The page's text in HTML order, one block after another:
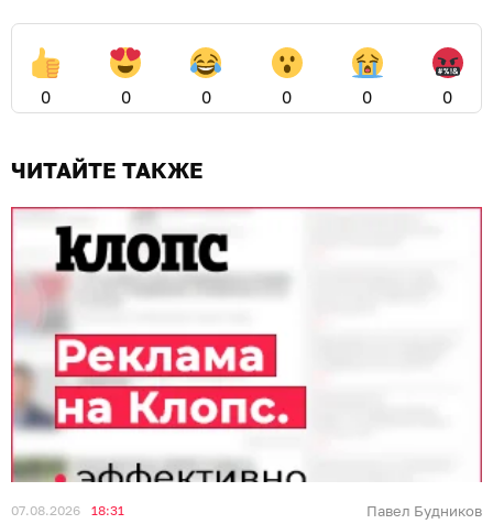
0 0 0 0 0 0
ЧИТАЙТЕ ТАКЖЕ
07.08.2026 18:31 Павел Будников